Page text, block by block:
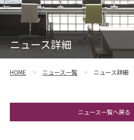
ニュース詳細
HOME ニュース一覧 ニュース詳細
ニュース一覧へ戻る